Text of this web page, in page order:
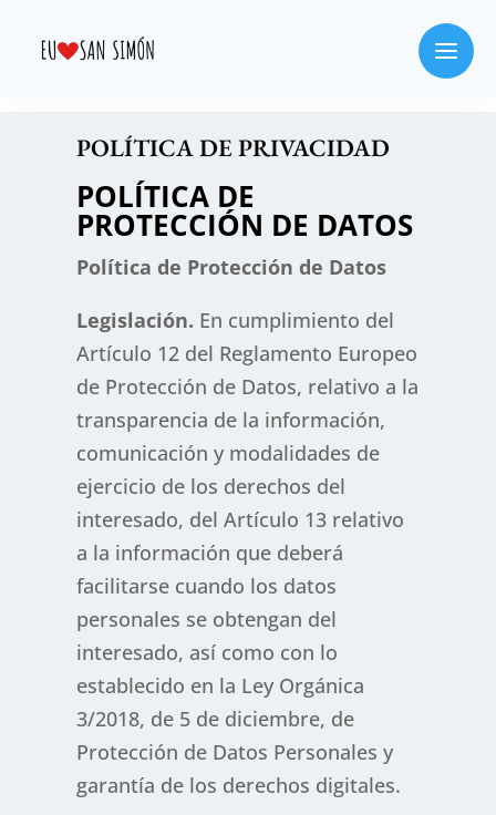
POLÍTICA DE PRIVACIDAD
POLÍTICA DE
PROTECCIÓN DE DATOS
Política de Protección de Datos
Legislación. En cumplimiento del
Artículo 12 del Reglamento Europeo
de Protección de Datos, relativo a la
transparencia de la información,
comunicación y modalidades de
ejercicio de los derechos del
interesado, del Artículo 13 relativo
a la información que deberá
facilitarse cuando los datos
personales se obtengan del
interesado, así como con lo
establecido en la Ley Orgánica
3/2018, de 5 de diciembre, de
Protección de Datos Personales y
garantía de los derechos digitales.